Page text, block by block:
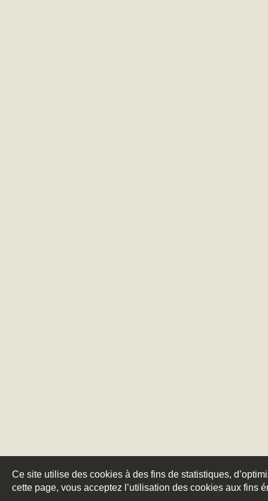
Ce site utilise des cookies à des fins de statistiques,
cette page, vous acceptez l’utilisation des cookies aux fins